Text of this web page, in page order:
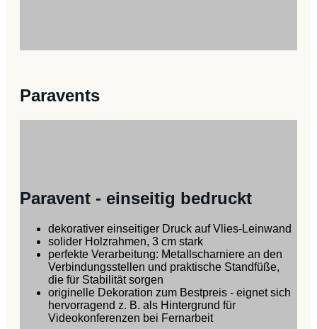
Paravents
Paravent - einseitig bedruckt
dekorativer einseitiger Druck auf Vlies-Leinwand
solider Holzrahmen, 3 cm stark
perfekte Verarbeitung: Metallscharniere an den
Verbindungsstellen und praktische Standfüße,
die für Stabilität sorgen
originelle Dekoration zum Bestpreis - eignet sich
hervorragend z. B. als Hintergrund für
Videokonferenzen bei Fernarbeit